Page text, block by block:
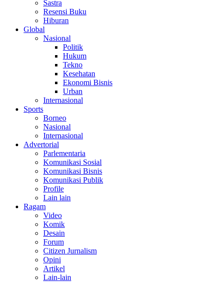
Sastra
Resensi Buku
Hiburan
Global
Nasional
Politik
Hukum
Tekno
Kesehatan
Ekonomi Bisnis
Urban
Internasional
Sports
Borneo
Nasional
Internasional
Advertorial
Parlementaria
Komunikasi Sosial
Komunikasi Bisnis
Komunikasi Publik
Profile
Lain lain
Ragam
Video
Komik
Desain
Forum
Citizen Jurnalism
Opini
Artikel
Lain-lain